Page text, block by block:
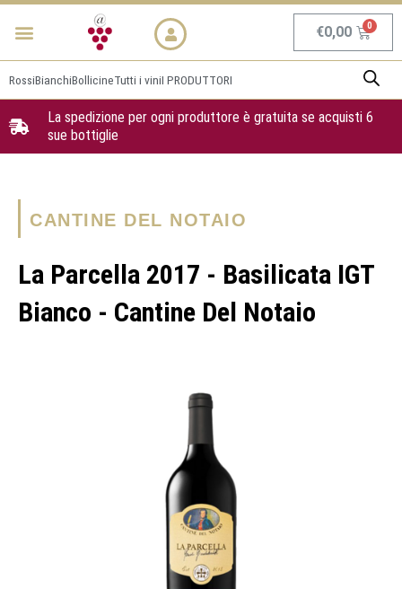
Vai
Menu €0,00
RossiBianchiBollicineTutti i viniI PRODUTTORI
La spedizione per ogni produttore è gratuita se acquisti 6
sue bottiglie
CANTINE DEL NOTAIO
La Parcella 2017 - Basilicata IGT
Bianco - Cantine Del Notaio